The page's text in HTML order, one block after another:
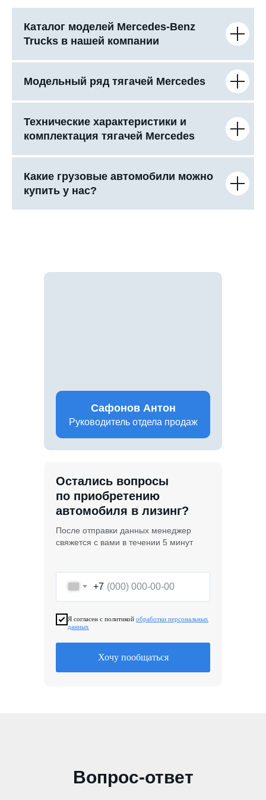
Каталог моделей Mercedes-Benz
Trucks в нашей компании
Модельный ряд тягачей Mercedes
Технические характеристики и
комплектация тягачей Mercedes
Какие грузовые автомобили можно
купить у нас?
+7
Я согласен с политикой обработки персональных
данных
Хочу пообщаться
Остались вопросы
по приобретению
автомобиля в лизинг?
После отправки данных менеджер
свяжется с вами в течении 5 минут
Сафонов Антон
Руководитель отдела продаж
Вопрос-ответ